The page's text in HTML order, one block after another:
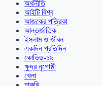
অর্থনীতি
আইটি বিশ্ব
আজকের পত্রিকা
আন্তর্জাতিক
ইসলাম ও জীবন
একদিন প্রতিদিন
কোভিড-১৯
ক্ষুদ্র নৃগোষ্ঠী
খেলা